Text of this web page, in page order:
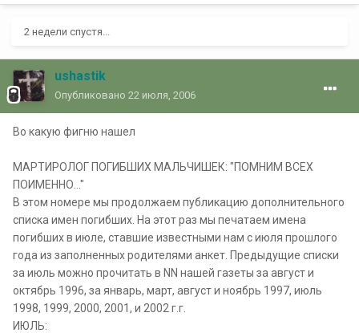
2 недели спустя...
ushastik
Опубликовано 22 июля, 2006
Во какую фигню нашел
МАРТИРОЛОГ ПОГИБШИХ МАЛЬЧИШЕК: "ПОМНИМ ВСЕХ
ПОИМЕННО..."
В этом номере мы продолжаем публикацию дополнительного
списка имен погибших. На этот раз мы печатаем имена
погибших в июле, ставшие известными нам с июля прошлого
года из заполненных родителями анкет. Предыдущие списки
за июль можно прочитать в NN нашей газеты за август и
октябрь 1996, за январь, март, август и ноябрь 1997, июль
1998, 1999, 2000, 2001, и 2002 г.г.
ИЮЛЬ: